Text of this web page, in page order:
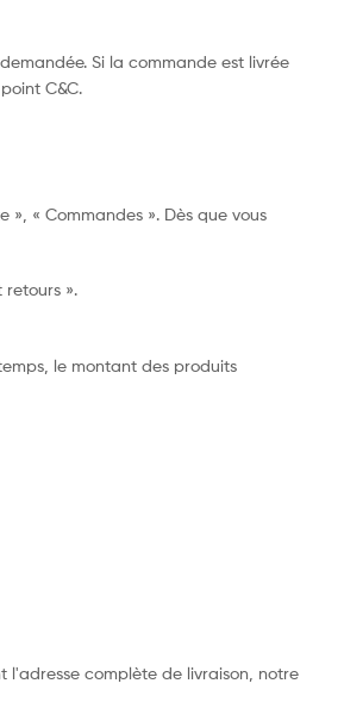
Si la commande est livrée
C&C.
« Commandes ». Dès que vous
».
le montant des produits
l'adresse complète de livraison, notre